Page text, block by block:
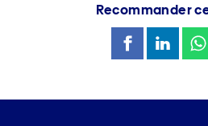
Recommander